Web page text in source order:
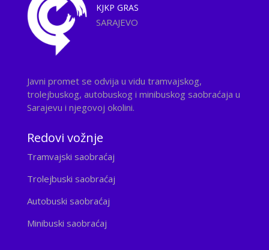
KJKP GRAS
SARAJEVO
Javni promet se odvija u vidu tramvajskog,
trolejbuskog, autobuskog i minibuskog saobraćaja u
Sarajevu i njegovoj okolini.
Redovi vožnje
Tramvajski saobraćaj
Trolejbuski saobraćaj
Autobuski saobraćaj
Minibuski saobraćaj